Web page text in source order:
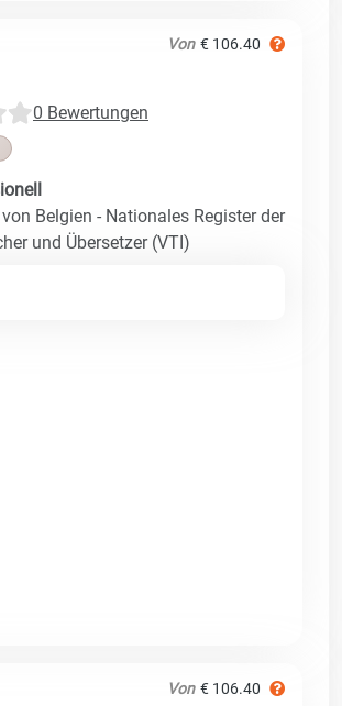
Von € 106.40
0 Bewertungen
Belgien - Nationales Register der
und Übersetzer (VTI)
Von € 106.40